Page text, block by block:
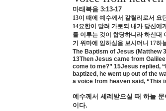
마태복음 3:13-17
13이 때에 예수께서 갈릴리로서 요
14요한이 말려 가로되 내가 당신에
를 이루는 것이 합당하니라 하신대
기 위마에 임하심을 보시더니 17하
The Baptism of Jesus (Matthew
13Then Jesus came from
come to me?” 15Jesus replied,
baptized, he went up out of the
a voice from heaven said, “This
예수께서 세례받으실 때 하늘 문
이다.